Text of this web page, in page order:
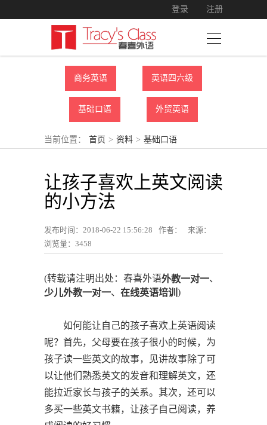
登录 注册
商务英语 英语四六级
基础口语 外贸英语
当前位置： 首页 > 资料 > 基础口语
让孩子喜欢上英文阅读
的小方法
发布时间：2018-06-22 15:56:28 作者：
来源：
浏览量： 3458
(转载请注明出处：春喜外语外教一对一、
少儿外教一对一、 在线英语培训 )
如何能让自己的孩子喜欢上英语阅读
呢？首先，父母要在孩子很小的时候，为
孩子读一些英文的故事，见讲故事除了可
以让他们熟悉英文的发音和理解英文，还
能拉近家长与孩子的关系。其次，还可以
多买一些英文书籍，让孩子自己阅读，养